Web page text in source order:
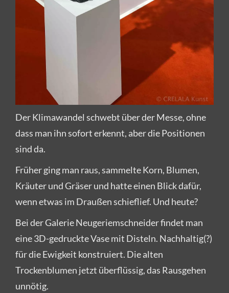
Der Klimawandel schwebt über der Messe, ohne
dass man ihn sofort erkennt, aber die Positionen
sind da.
Früher ging man raus, sammelte Korn, Blumen,
Kräuter und Gräser und hatte einen Blick dafür,
wenn etwas im Draußen schieflief. Und heute?
Bei der Galerie Neugeriemschneider findet man
eine 3D-gedruckte Vase mit Disteln. Nachhaltig(?)
für die Ewigkeit konstruiert. Die alten
Trockenblumen jetzt überflüssig, das Rausgehen
unnötig.